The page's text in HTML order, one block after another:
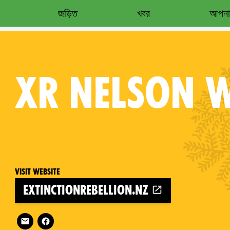
জড়িত খবর
XR NELSON
Visit website
extinctionrebellion.nz
Follow XR Nelson Whakatū on